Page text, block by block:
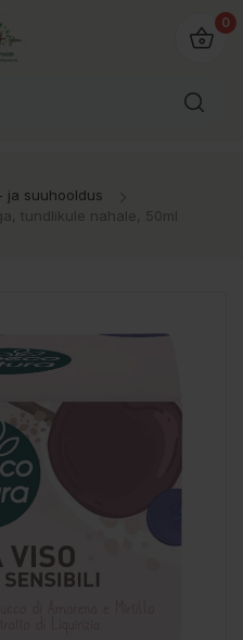
0
ja suuhooldus
tundlikule nahale, 50ml